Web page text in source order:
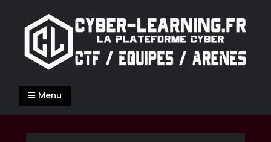
Cyber-Learning.fr
La Cyber-Sécurité de façon ludique
Menu